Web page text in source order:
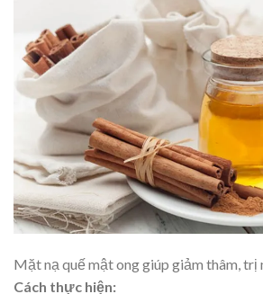
Mặt nạ quế mật ong giúp giảm thâm, trị
Cách thực hiện: